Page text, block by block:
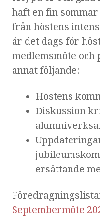
haft en fin
från höstens
är det dags för
medlemsmöte och
annat följande:
Höstens
Diskussion
ersättande
Septembermöte